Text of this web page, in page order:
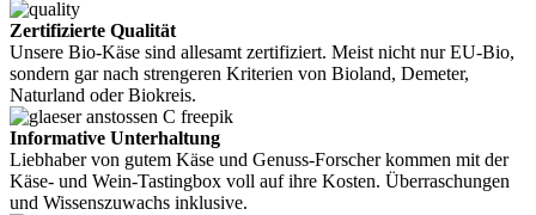
Zertifizierte Qualität
Unsere Bio-Käse sind allesamt zertifiziert. Meist nicht nur EU-Bio,
sondern gar nach strengeren Kriterien von Bioland, Demeter,
Naturland oder Biokreis.
Informative Unterhaltung
Liebhaber von gutem Käse und Genuss-Forscher kommen mit der
Käse- und Wein-Tastingbox voll auf ihre Kosten. Überraschungen
und Wissenszuwachs inklusive.